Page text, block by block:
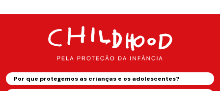
Por que protegemos as crianças e os adolescentes?